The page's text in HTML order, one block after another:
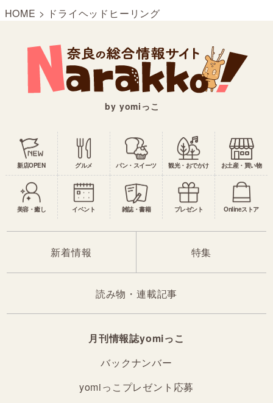
HOME > ドライヘッドヒーリング
by yomiっこ
新店OPEN グルメ パン・スイーツ 観光・おでかけ お土産・買い物
美容・癒し イベント 雑誌・書籍 プレゼント Onlineストア
新着情報 特集
読み物・連載記事
月刊情報誌yomiっこ
バックナンバー
yomiっこプレゼント応募